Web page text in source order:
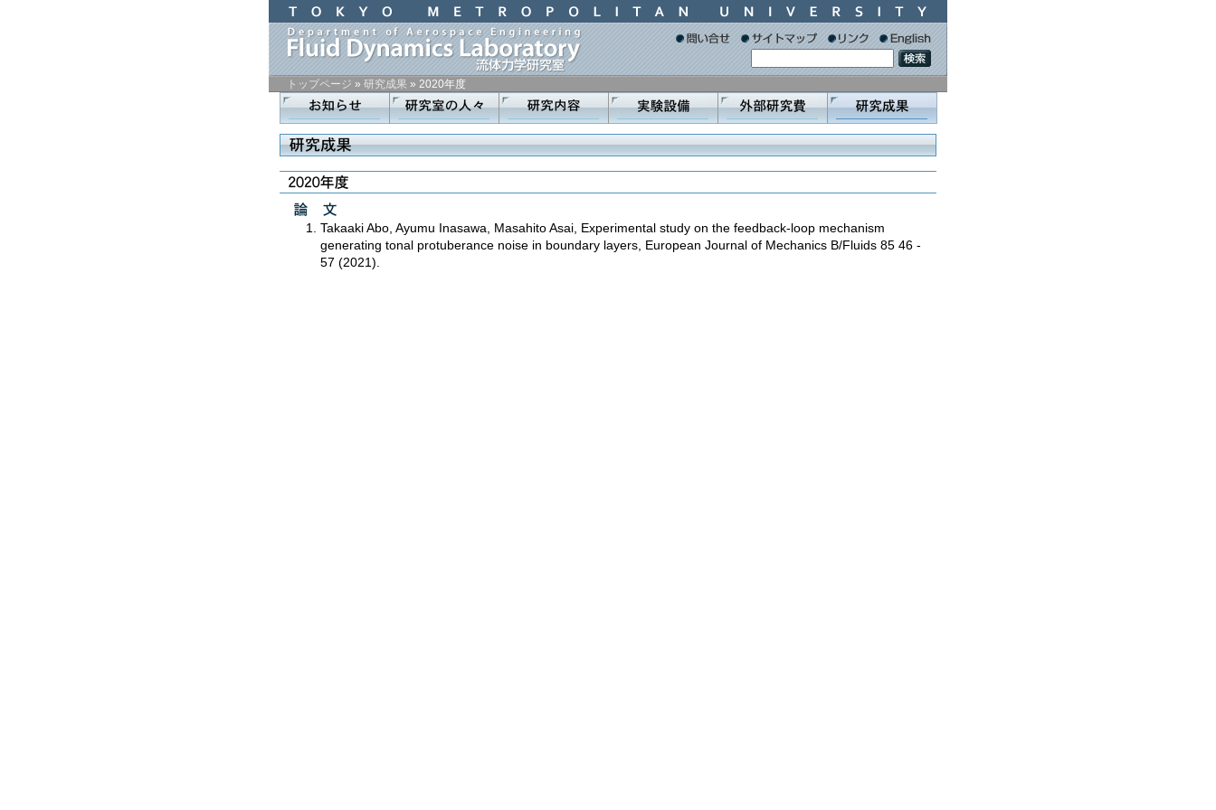
コ
ン
テ
ン
Takaaki Abo, Ayumu Inasawa, Masahito Asai, Experimental study on the feedback-loop mechanism
generating tonal protuberance noise in boundary layers, European Journal of Mechanics B/Fluids 85 46 -
57 (2021).
トップページ » 研究成果 » 2020年度